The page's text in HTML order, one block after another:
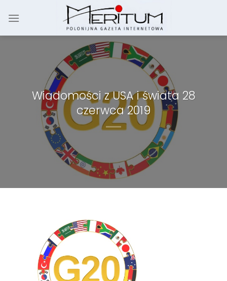
Wiadomości z USA i świata 28
czerwca 2019